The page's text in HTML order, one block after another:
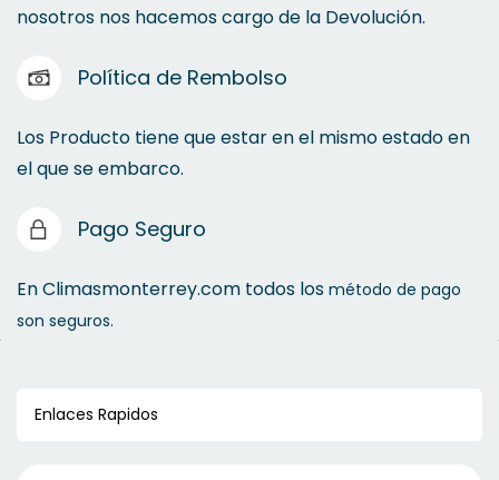
Discos Sierra para Madera
Sierras de Inglete
nosotros nos hacemos cargo de la Devolución.
Política de Rembolso
Los Producto tiene que estar en el mismo estado en
el que se embarco.
Pago Seguro
En Climasmonterrey.com todos los método de pago
son seguros.
Enlaces Rapidos